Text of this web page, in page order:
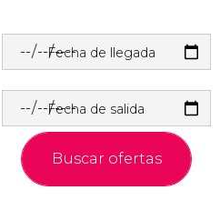
Fecha de llegada
Fecha de salida
Buscar ofertas